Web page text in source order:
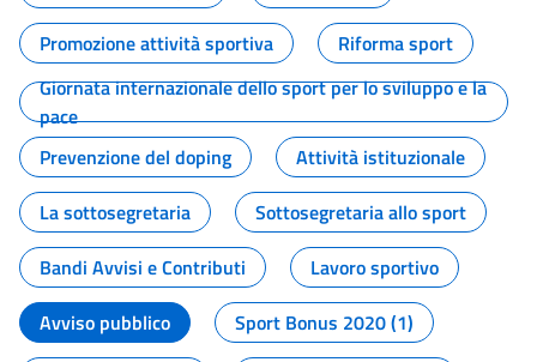
Promozione attività sportiva
Riforma sport
Giornata internazionale dello sport per lo sviluppo e la
pace
Prevenzione del doping
Attività istituzionale
La sottosegretaria
Sottosegretaria allo sport
Bandi Avvisi e Contributi
Lavoro sportivo
Avviso pubblico
Sport Bonus 2020 (1)